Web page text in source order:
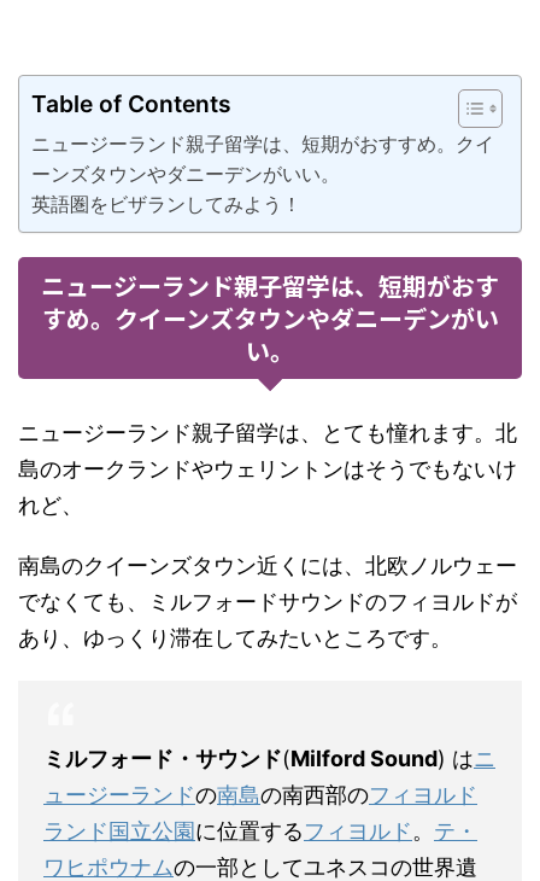
Table of Contents
ニュージーランド親子留学は、短期がおすすめ。クイ
ーンズタウンやダニーデンがいい。
英語圏をビザランしてみよう！
ニュージーランド親子留学は、短期がおす
すめ。クイーンズタウンやダニーデンがい
い。
ニュージーランド親子留学は、とても憧れます。北
島のオークランドやウェリントンはそうでもないけ
れど、
南島のクイーンズタウン近くには、北欧ノルウェー
でなくても、ミルフォードサウンドのフィヨルドが
あり、ゆっくり滞在してみたいところです。
ミルフォード・サウンド(Milford Sound) はニ
ュージーランドの南島の南西部のフィヨルド
ランド国立公園に位置するフィヨルド。 テ・
ワヒポウナムの一部としてユネスコの世界遺